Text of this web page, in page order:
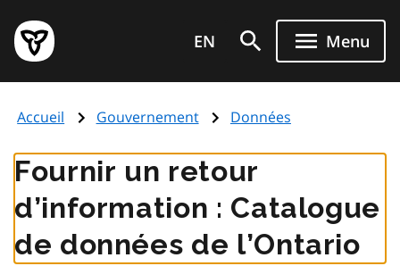
au
contenu
principal
Page
d'accueil
de
EN Menu
Accueil Gouvernement Données
Fournir un retour
d’information : Catalogue
de données de l’Ontario